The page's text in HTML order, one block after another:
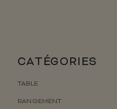
CATÉGORIES
TABLE
RANGEMENT